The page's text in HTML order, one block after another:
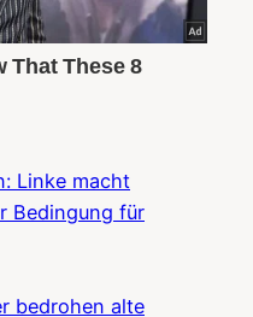
Linke macht
Bedingung für
bedrohen alte